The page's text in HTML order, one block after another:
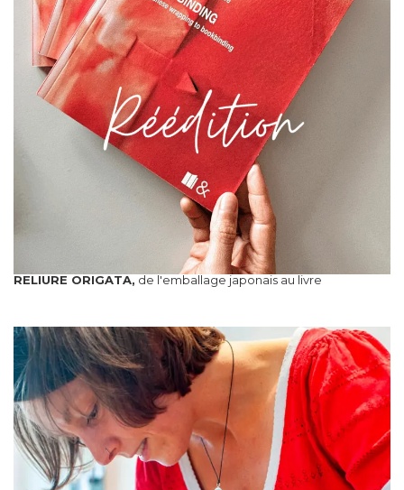
RELIURE ORIGATA, de l'emballage japonais au livre